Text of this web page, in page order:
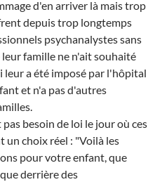
d'en arriver là mais trop
depuis trop longtemps
psychanalystes sans
famille ne n'ait souhaité
leur a été imposé par l'hôpital
et n'a pas d'autres
besoin de loi le jour où ces
choix réel : "Voilà les
pour votre enfant, que
derrière des